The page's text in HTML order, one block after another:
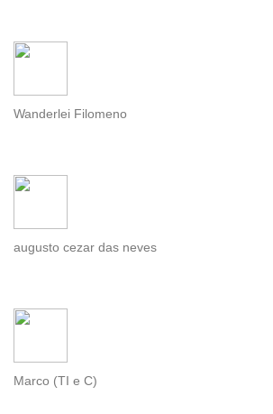
Wanderlei Filomeno
augusto cezar das neves
Marco (TI e C)